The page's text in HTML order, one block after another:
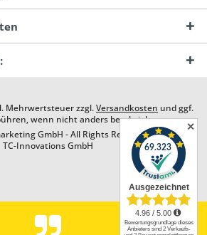
Mehrwertsteuer zzgl.Versandkosten und ggf.
wenn nicht anders beschrieben
GmbH - All Rights Reserved. Design by
TC-Innovations GmbH
✕